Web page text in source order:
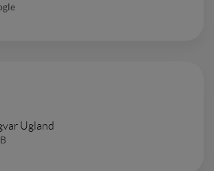
Ugland